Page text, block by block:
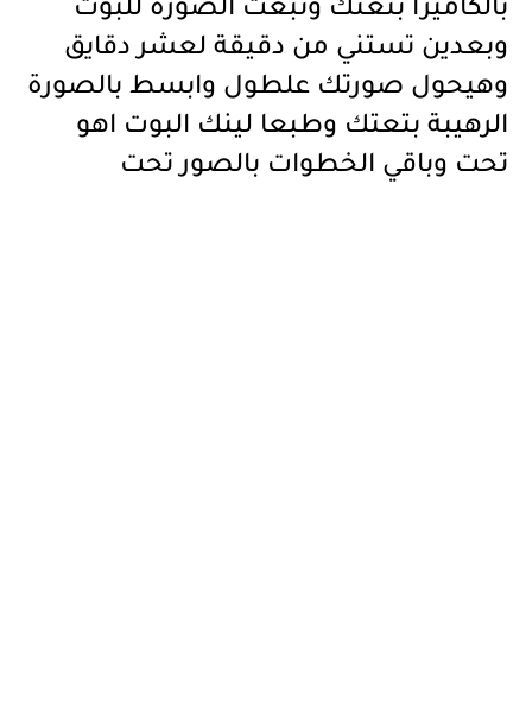
بالكاميرا بتعتك وتبعت الصورة للبوت
وبعدين تستني من دقيقة لعشر دقايق
وهيحول صورتك علطول وابسط بالصورة
الرهيبة بتعتك وطبعا لينك البوت اهو
تحت وباقي الخطوات بالصور تحت